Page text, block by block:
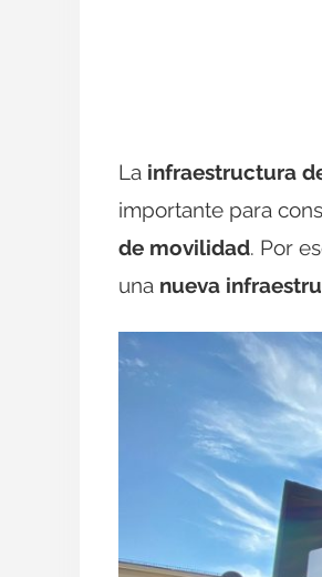
La infraestructura
importante para
de movilidad. Por
una nueva